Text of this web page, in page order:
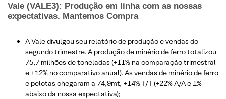
Vale (VALE3): Produção em linha com as nossas
expectativas. Mantemos Compra
A Vale divulgou seu relatório de produção e vendas do
segundo trimestre. A produção de minério de ferro totalizou
75,7 milhões de toneladas (+11% na comparação trimestral
e +12% no comparativo anual). As vendas de minério de ferro
e pelotas chegaram a 74,9mt, +14% T/T (+22% A/A e 1%
abaixo da nossa expectativa);